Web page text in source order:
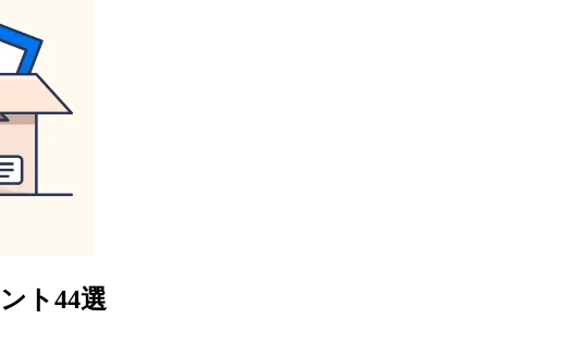
ト44選